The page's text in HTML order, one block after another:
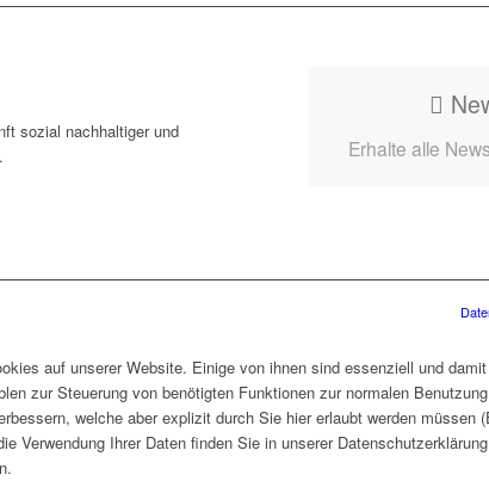
sozial nachhaltiger und
Erhalte alle
auf unserer Website. Einige von ihnen sind essenziell und
zur Steuerung von benötigten Funktionen zur normalen
welche aber explizit durch Sie hier erlaubt werden müssen
Verwendung Ihrer Daten finden Sie in unserer